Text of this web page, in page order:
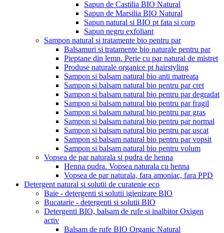
Sapun de Castilia BIO Natural
Sapun de Marsilia BIO Natural
Sapun natural si BIO pt fata si corp
Sapun negru exfoliant
Sampon natural si tratamente bio pentru par
Balsamuri si tratamente bio naturale pentru par
Pieptane din lemn. Perie cu par natural de mistret
Produse naturale organice pt hairstyling
Sampon si balsam natural bio anti matreata
Sampon si balsam natural bio pentru par cret
Sampon si balsam natural bio pentru par degradat
Sampon si balsam natural bio pentru par fragil
Sampon si balsam natural bio pentru par gras
Sampon si balsam natural bio pentru par normal
Sampon si balsam natural bio pentru par uscat
Sampon si balsam natural bio pentru par vopsit
Sampon si balsam natural bio pentru volum
Vopsea de par naturala si pudra de henna
Henna pudra. Vopsea naturala cu henna
Vopsea de par naturala, fara amoniac, fara PPD
Detergent natural si solutii de curatenie eco
Baie - detergenti si solutii igienizare BIO
Bucatarie - detergenti si solutii BIO
Detergenti BIO, balsam de rufe si inalbitor Oxigen
activ
Balsam de rufe BIO Organic Natural